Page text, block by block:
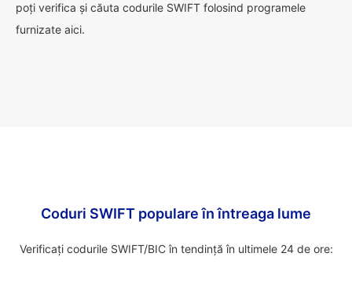
poți verifica și căuta codurile SWIFT folosind programele
furnizate aici.
Coduri SWIFT populare în întreaga lume
Verificați codurile SWIFT/BIC în tendință în ultimele 24 de ore: